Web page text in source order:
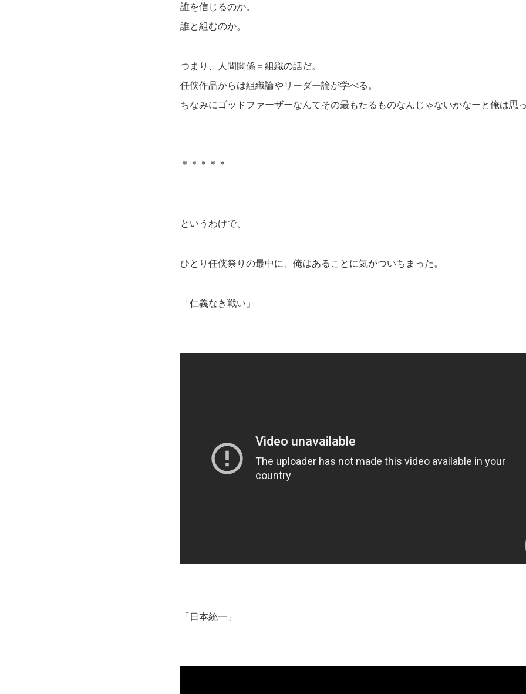
誰を信じるのか。
誰と組むのか。
つまり、人間関係＝組織の話だ。
任侠作品からは組織論やリーダー論が学べる。
ちなみにゴッドファーザーなんてその最もたるものなんじゃないかなーと俺は思っ
＊＊＊＊＊
というわけで、
ひとり任侠祭りの最中に、俺はあることに気がついちまった。
「仁義なき戦い」
「日本統一」